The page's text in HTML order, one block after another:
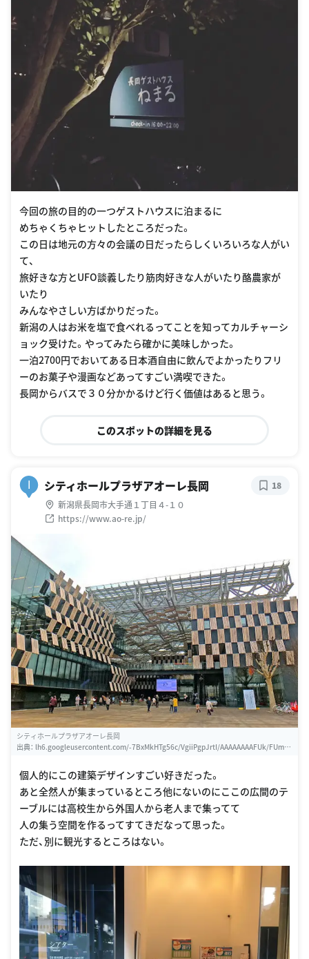
今回の旅の目的の一つゲストハウスに泊まるに
めちゃくちゃヒットしたところだった。
この日は地元の方々の会議の日だったらしくいろいろな人がい
て、
旅好きな方とUFO談義したり筋肉好きな人がいたり酪農家が
いたり
みんなやさしい方ばかりだった。
新潟の人はお米を塩で食べれるってことを知ってカルチャーシ
ョック受けた。やってみたら確かに美味しかった。
一泊2700円でおいてある日本酒自由に飲んでよかったりフリ
ーのお菓子や漫画などあってすごい満喫できた。
長岡からバスで３０分かかるけど行く価値はあると思う。
このスポットの詳細を見る
シティホールプラザアオーレ長岡
新潟県長岡市大手通１丁目４-１０
https://www.ao-re.jp/
18
シティホールプラザアオーレ長岡
出典： lh6.googleusercontent.com/-7BxMkHTg56c/VgiiPgpJrtI/AAAAAAAAFUk/FUmB
個人的にこの建築デザインすごい好きだった。
あと全然人が集まっているところ他にないのにここの広間のテ
ーブルには高校生から外国人から老人まで集ってて
人の集う空間を作るってすてきだなって思った。
ただ、別に観光するところはない。